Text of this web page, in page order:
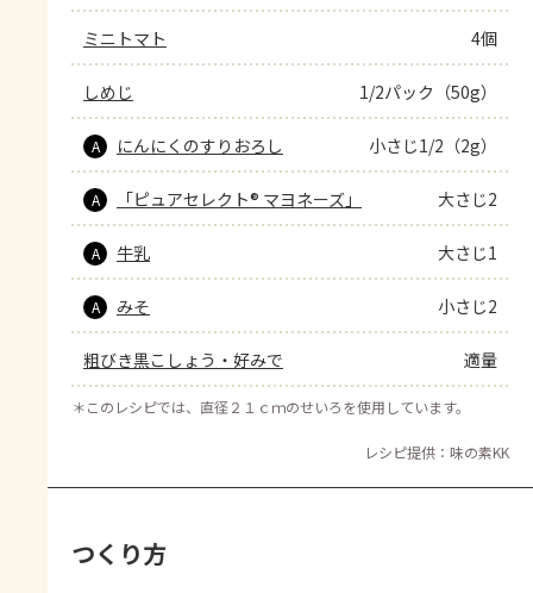
ミニトマト 4個
しめじ 1/2パック（50g）
A にんにくのすりおろし 小さじ1/2（2g）
A 「ピュアセレクト® マヨネーズ」 大さじ2
A 牛乳 大さじ1
A みそ 小さじ2
粗びき黒こしょう・好みで 適量
＊このレシピでは、直径２１ｃｍのせいろを使用しています。
レシピ提供：味の素KK
つくり方